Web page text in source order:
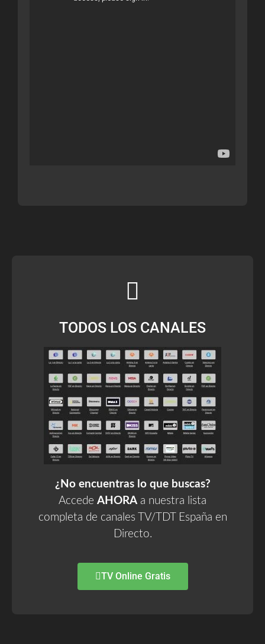
TODOS LOS CANALES
¿No encuentras lo que buscas?
Accede AHORA a nuestra lista
completa de canales TV/TDT España en
Directo.
TV Online Gratis